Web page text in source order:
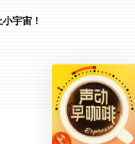
小宇宙！